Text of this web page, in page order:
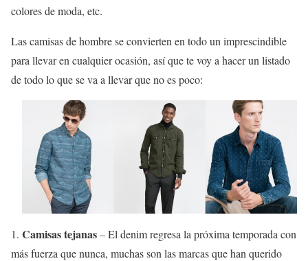
colores de moda, etc.
Las camisas de hombre se convierten en todo un imprescindible
para llevar en cualquier ocasión, así que te voy a hacer un listado
de todo lo que se va a llevar que no es poco:
1. Camisas tejanas– El denim regresa la próxima temporada con
más fuerza que nunca, muchas son las marcas que han querido